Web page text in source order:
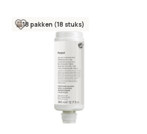
18 pakken (18 stuks)